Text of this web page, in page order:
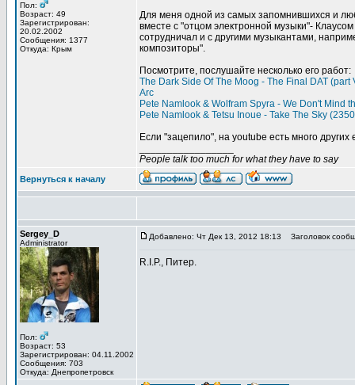
Пол:
Возраст: 49
Зарегистрирован:
20.02.2002
Сообщения: 1377
Откуда: Крым
Для меня одной из самых запомнившихся и
вместе с "отцом электронной музыки"-
сотрудничал и с другими музыкантами,
композиторы".
Посмотрите, послушайте несколько его работ:
The Dark Side Of The Moog - The Final DAT (part
Arc
Pete Namlook & Wolfram Spyra - We Don't Mind
Pete Namlook & Tetsu Inoue - Take The Sky
Если "зацепило", на youtube есть много других
People talk too much for what they have to say
Вернуться к началу
Sergey_D
Administrator
Пол:
Возраст: 53
Зарегистрирован: 04.11.2002
Сообщения: 703
Откуда: Днепропетровск
Добавлено: Чт Дек 13, 2012 18:13 Заголовок
R.I.P., Питер.